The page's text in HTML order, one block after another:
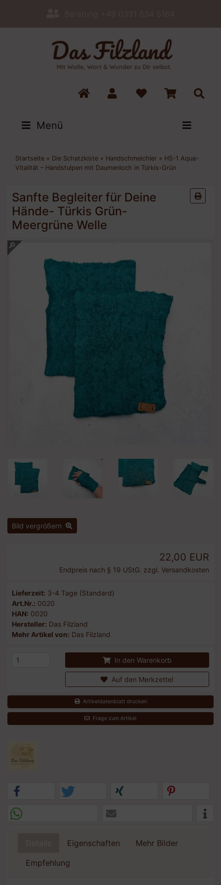
Menü
Startseite » Die Schatzkiste » Handschmeichler » HS-1 Aqua-
Vitalität – Handstulpen mit Daumenloch in Türkis-Grün
Sanfte Begleiter für Deine
Hände- Türkis Grün-
Meergrüne Welle
Bild vergrößern
22,00 EUR
Endpreis nach § 19 UStG. zzgl. Versandkosten
Lieferzeit: 3-4 Tage (Standard)
Art.Nr.: 0020
HAN: 0020
Hersteller: Das Filzland
Mehr Artikel von: Das Filzland
In den Warenkorb
Auf den Merkzettel
Artikeldatenblatt drucken
Frage zum Artikel
Eigenschaften
Mehr Bilder
Empfehlung